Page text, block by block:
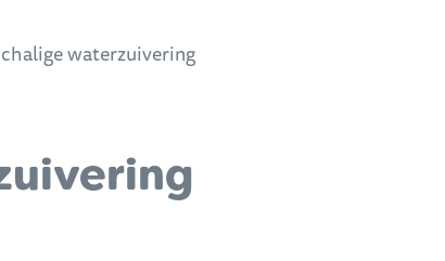
waterzuivering